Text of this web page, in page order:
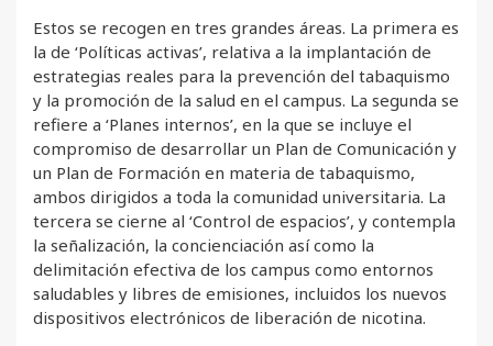
Estos se recogen en tres grandes áreas. La primera es
la de ‘Políticas activas’, relativa a la implantación de
estrategias reales para la prevención del tabaquismo
y la promoción de la salud en el campus. La segunda se
refiere a ‘Planes internos’, en la que se incluye el
compromiso de desarrollar un Plan de Comunicación y
un Plan de Formación en materia de tabaquismo,
ambos dirigidos a toda la comunidad universitaria. La
tercera se cierne al ‘Control de espacios’, y contempla
la señalización, la concienciación así como la
delimitación efectiva de los campus como entornos
saludables y libres de emisiones, incluidos los nuevos
dispositivos electrónicos de liberación de nicotina.